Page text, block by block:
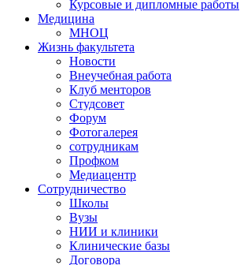
Курсовые и дипломные работы
Медицина
МНОЦ
Жизнь факультета
Новости
Внеучебная работа
Клуб менторов
Студсовет
Форум
Фотогалерея
сотрудникам
Профком
Медиацентр
Сотрудничество
Школы
Вузы
НИИ и клиники
Клинические базы
Договора